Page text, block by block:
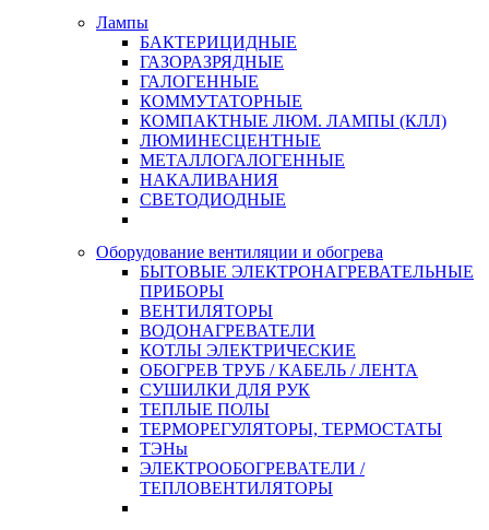
Лампы
БАКТЕРИЦИДНЫЕ
ГАЗОРАЗРЯДНЫЕ
ГАЛОГЕННЫЕ
КОММУТАТОРНЫЕ
КОМПАКТНЫЕ ЛЮМ. ЛАМПЫ (КЛЛ)
ЛЮМИНЕСЦЕНТНЫЕ
МЕТАЛЛОГАЛОГЕННЫЕ
НАКАЛИВАНИЯ
СВЕТОДИОДНЫЕ
Оборудование вентиляции и обогрева
БЫТОВЫЕ ЭЛЕКТРОНАГРЕВАТЕЛЬНЫЕ
ПРИБОРЫ
ВЕНТИЛЯТОРЫ
ВОДОНАГРЕВАТЕЛИ
КОТЛЫ ЭЛЕКТРИЧЕСКИЕ
ОБОГРЕВ ТРУБ / КАБЕЛЬ / ЛЕНТА
СУШИЛКИ ДЛЯ РУК
ТЕПЛЫЕ ПОЛЫ
ТЕРМОРЕГУЛЯТОРЫ, ТЕРМОСТАТЫ
ТЭНы
ЭЛЕКТРООБОГРЕВАТЕЛИ /
ТЕПЛОВЕНТИЛЯТОРЫ